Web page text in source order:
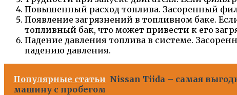
Повышенный расход топлива. Засоренный
Появление загрязнений в топливном баке.
топливный бак, что может привести к его
Падение давления топлива в системе.
падению давления.
Популярные статьи Nissan Tiida – самая
машину с пробегом